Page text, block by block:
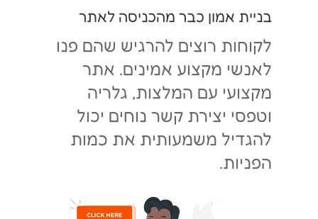
בניית אמון כבר מהכניסה לאתר
לקוחות רוצים להרגיש שהם פנו
לאנשי מקצוע אמינים. אתר
מקצועי עם המלצות, גלריה
וטפסי יצירת קשר נוחים יכול
להגדיל משמעותית את כמות
הפניות.